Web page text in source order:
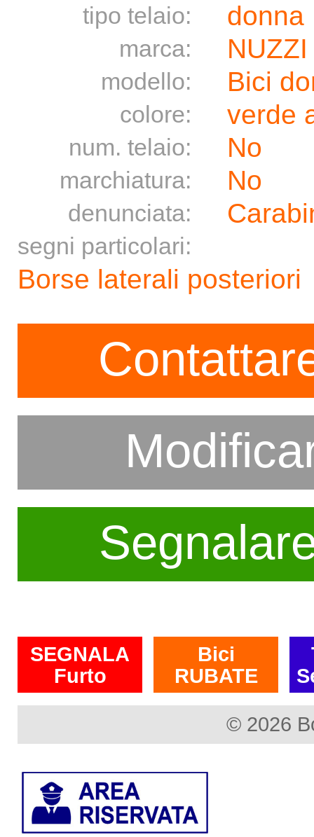
tipo telaio: donna
marca: NUZZI
modello: Bici
colore: verde
num. telaio: No
marchiatura: No
denunciata:
segni particolari:
Borse laterali posteriori
SEGNALA
Furto
Bici
RUBATE
© 2026